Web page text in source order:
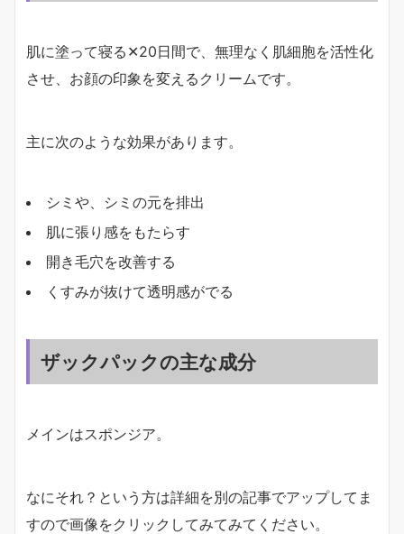
肌に塗って寝る✕20日間で、無理なく肌細胞を活性化
させ、お顔の印象を変えるクリームです。
主に次のような効果があります。
シミや、シミの元を排出
肌に張り感をもたらす
開き毛穴を改善する
くすみが抜けて透明感がでる
ザックパックの主な成分
メインはスポンジア。
なにそれ？という方は詳細を別の記事でアップしてま
すので画像をクリックしてみてみてください。